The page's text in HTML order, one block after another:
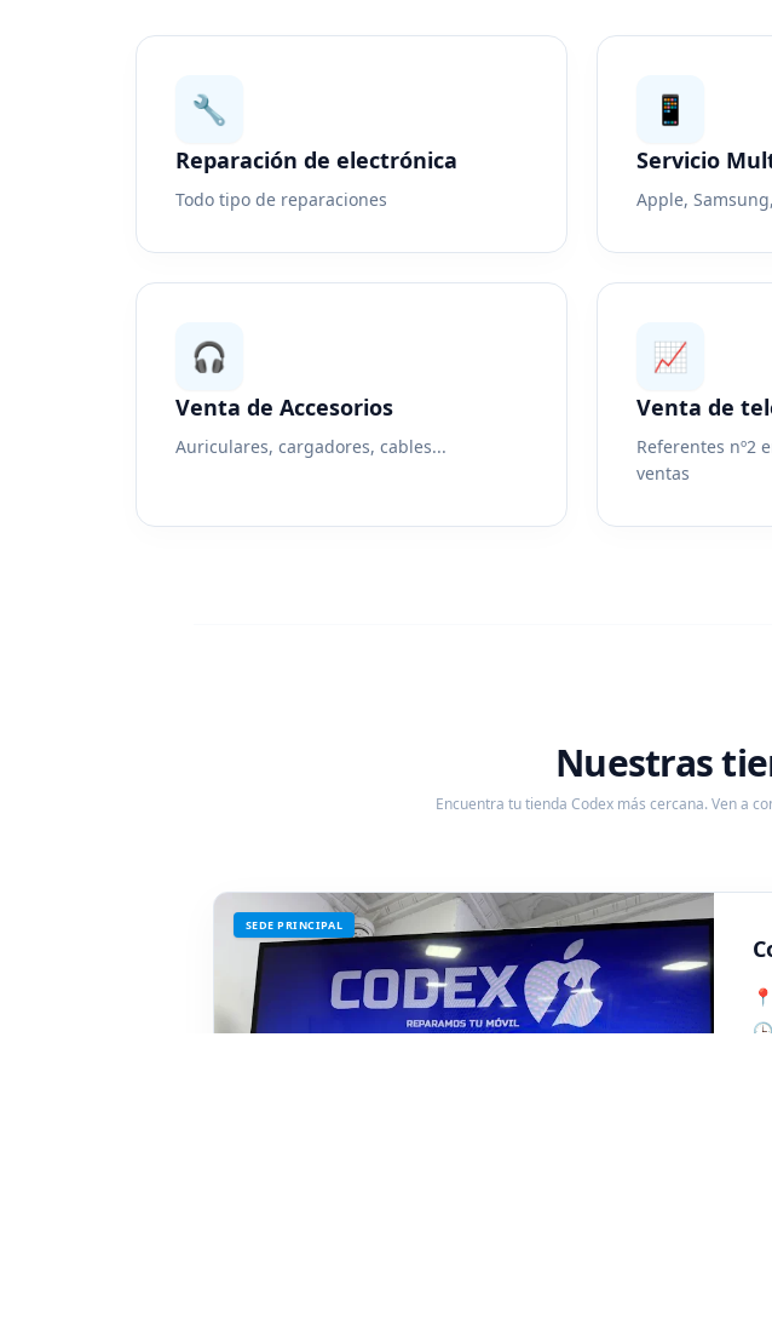
🔧
Reparación de electrónica
Todo tipo de reparaciones
📱
Servicio
Apple,
🎧
Venta de Accesorios
Auriculares, cargadores, cables...
📈
Venta de
Referentes nº2
ventas
Nuestras
Encuentra tu tienda Codex más cercana. Ven a
SEDE PRINCIPAL
📍
🕒